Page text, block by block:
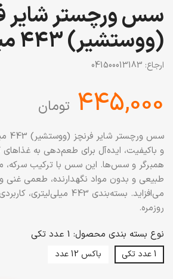
سس ورچستر شایر
(ووستشیر) 443 میل
ارجاع: 041500013183
‎445,000 تومان
سس
و باکیفیت، ایده‌آل برای طعم‌دهی به غذاهای
همبرگر و سس‌ها. این سس با ترکیب سرکه،
طبیعی و بدون مواد نگهدارنده، طعمی غنی
می‌افزاید. بسته‌بندی 443
روزمره.
نوع بسته بندی محصول: 1 عدد تکی
1 عدد تکی باکس 12 عدد